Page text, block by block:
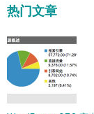
热门文章